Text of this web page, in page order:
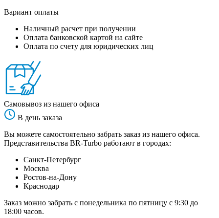
Вариант оплаты
Наличный расчет при получении
Оплата банковской картой на сайте
Оплата по счету для юридических лиц
Самовывоз из нашего офиса
В день заказа
Вы можете самостоятельно забрать заказ из нашего офиса.
Представительства BR-Turbo работают в городах:
Санкт-Петербург
Москва
Ростов-на-Дону
Краснодар
Заказ можно забрать с понедельника по пятницу с 9:30 до
18:00 часов.